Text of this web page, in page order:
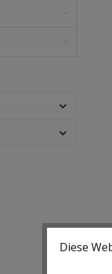
Diese